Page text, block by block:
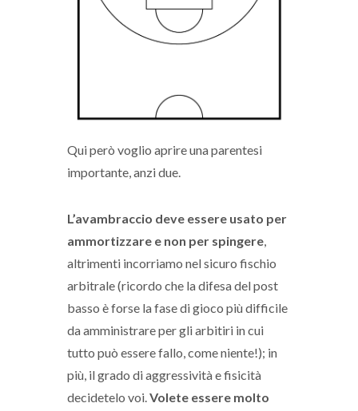
Qui però voglio aprire una parentesi
importante, anzi due.
L’avambraccio deve essere usato per
ammortizzare e non per spingere,
altrimenti incorriamo nel sicuro fischio
arbitrale (ricordo che la difesa del post
basso è forse la fase di gioco più difficile
da amministrare per gli arbitiri in cui
tutto può essere fallo, come niente!); in
più, il grado di aggressività e fisicità
decidetelo voi.Volete essere molto